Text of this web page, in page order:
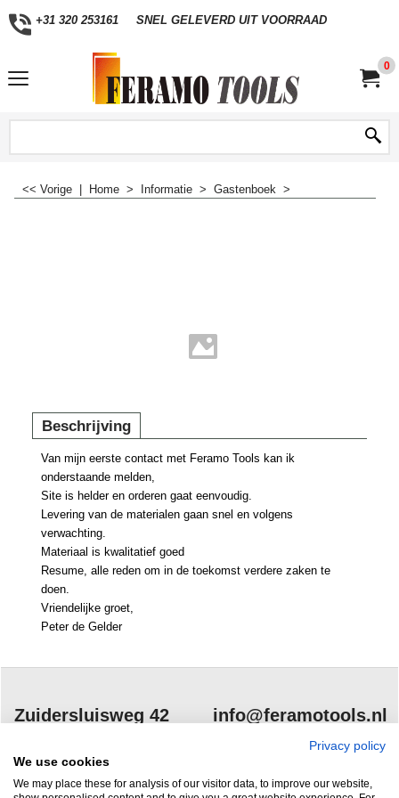
+31 320 253161 SNEL GELEVERD UIT VOORRAAD
0
<< Vorige Home > Informatie > Gastenboek >
Beschrijving
Van mijn eerste contact met Feramo Tools kan ik
onderstaande melden,
Site is helder en orderen gaat eenvoudig.
Levering van de materialen gaan snel en volgens
verwachting.
Materiaal is kwalitatief goed
Resume, alle reden om in de toekomst verdere zaken te
doen.
Vriendelijke groet,
Peter de Gelder
Zuidersluisweg 42
Nederland
info@feramotools.nl
Tel: +31(0)320Privacy policy
We use cookies
We may place these for analysis of our visitor data, to improve our website,